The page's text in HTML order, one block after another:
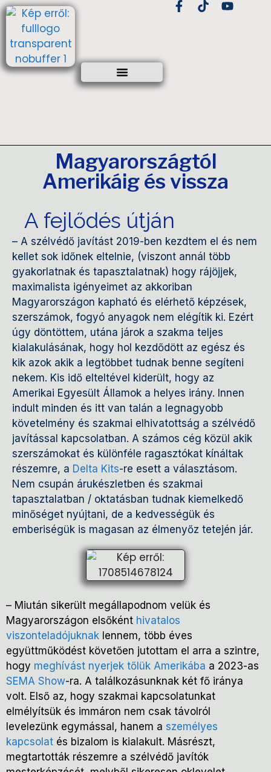
Magyarországtól
Amerikáig és vissza
A fejlődés útján
– A szélvédő javítást 2019-ben kezdtem el és nem
kellet sok időnek eltelnie, (viszont annál több
gyakorlatnak és tapasztalatnak) hogy rájöjjek,
maximalista igényeimet az akkoriban
Magyarországon kapható és elérhető képzések,
szerszámok, fogyó anyagok nem elégítik ki. Ezért
úgy döntöttem, utána járok a szakma teljes
kialakulásának, hogy hol kezdődött az egész és
kik azok akik a legtöbbet tudnak benne segíteni
nekem. Kis idő elteltével kiderült, hogy az
Amerikai Egyesült Államok a helyes irány. Innen
indult minden és itt van talán a legnagyobb
követelmény és szakmai elhivatottság a szélvédő
javítással kapcsolatban. A számos cég közül akik
szerszámokat és különféle ragasztókat kínáltak
részemre, a Delta Kits-re esett a választásom.
Nem csupán árukészletben és szakmai
tapasztalatban / oktatásban tudnak kiemelkedő
minőséget nyújtani, de a kedvességük és
emberiségük is magasan az élmenyőz tetején jár.
– Miután sikerült megállapodnom velük és
Magyarországon elsőként hivatalos
viszonteladójuknak lennem, több éves
együttműködést követően jutottam el arra a szintre,
hogy meghívást nyerjek tőlük Amerikába a 2023-as
SEMA Show-ra. A találkozásunknak két fő iránya
volt. Első az, hogy szakmai kapcsolatunkat
elmélyítsük és immáron nem csak távolról
levelezünk egymással, hanem a személyes
kapcsolat és bizalom is kialakult. Másrészt,
megtartották részemre a szélvédő javítók